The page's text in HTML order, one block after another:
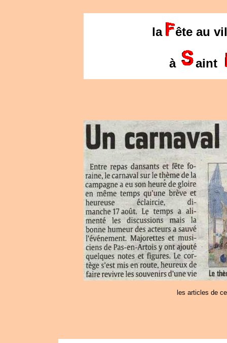
la ête au
à aint
les articles de